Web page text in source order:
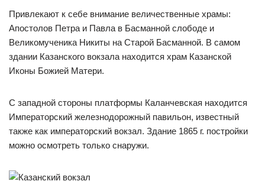
Привлекают к себе внимание величественные храмы:
Апостолов Петра и Павла в Басманной слободе и
Великомученика Никиты на Старой Басманной. В самом
здании Казанского вокзала находится храм Казанской
Иконы Божией Матери.
С западной стороны платформы Каланчевская находится
Императорский железнодорожный павильон, известный
также как императорский вокзал. Здание 1865 г. постройки
можно осмотреть только снаружи.